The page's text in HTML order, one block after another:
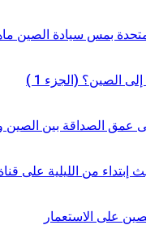
بمس سيادة الصين
الصين؟ (الجزء 1 )
عمق الصداقة بين الصين
من الليلية على قناة
على الاستعمار